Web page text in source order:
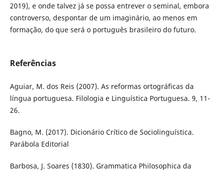
2019), e onde talvez já se possa entrever o seminal, embora
controverso, despontar de um imaginário, ao menos em
formação, do que será o português brasileiro do futuro.
Referências
Aguiar, M. dos Reis (2007). As reformas ortográficas da
língua portuguesa. Filologia e Linguística Portuguesa. 9, 11-
26.
Bagno, M. (2017). Dicionário Crítico de Sociolinguística.
Parábola Editorial
Barbosa, J. Soares (1830). Grammatica Philosophica da